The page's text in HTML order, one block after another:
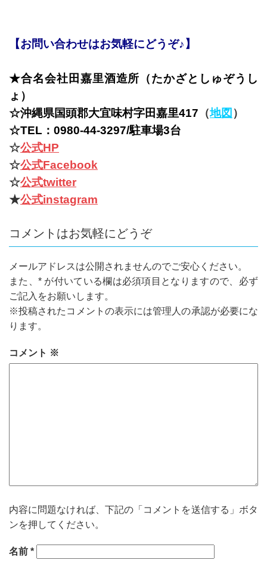
【お問い合わせはお気軽にどうぞ♪】
★合名会社田嘉里酒造所（たかざとしゅぞうし
ょ）
☆沖縄県国頭郡大宜味村字田嘉里417 （地図 ）
☆TEL：0980-44-3297/駐車場3台
☆公式HP
☆公式Facebook
☆公式twitter
★公式instagram
コメントはお気軽にどうぞ
メールアドレスは公開されませんのでご安心ください。
また、 *が付いている欄は必須項目となりますので、必ず
ご記入をお願いします。
※投稿されたコメントの表示には管理人の承認が必要にな
ります。
コメント ※
内容に問題なければ、下記の「コメントを送信する」ボタ
ンを押してください。
名前 *